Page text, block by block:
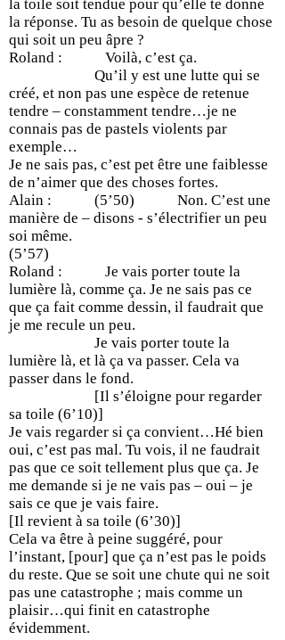
la toile soit tendue pour qu’elle te donne
la réponse. Tu as besoin de quelque chose
qui soit un peu âpre ?
Roland : Voilà, c’est ça.
Qu’il y est une lutte qui se
créé, et non pas une espèce de retenue
tendre – constamment tendre…je ne
connais pas de pastels violents par
exemple…
Je ne sais pas, c’est pet être une faiblesse
de n’aimer que des choses fortes.
Alain : (5’50) Non. C’est une
manière de – disons - s’électrifier un peu
soi même.
(5’57)
Roland : Je vais porter toute la
lumière là, comme ça. Je ne sais pas ce
que ça fait comme dessin, il faudrait que
je me recule un peu.
Je vais porter toute la
lumière là, et là ça va passer. Cela va
passer dans le fond.
[Il s’éloigne pour regarder
sa toile (6’10)]
Je vais regarder si ça convient…Hé bien
oui, c’est pas mal. Tu vois, il ne faudrait
pas que ce soit tellement plus que ça. Je
me demande si je ne vais pas – oui – je
sais ce que je vais faire.
[Il revient à sa toile (6’30)]
Cela va être à peine suggéré, pour
l’instant, [pour] que ça n’est pas le poids
du reste. Que se soit une chute qui ne soit
pas une catastrophe ; mais comme un
plaisir…qui finit en catastrophe
évidemment.